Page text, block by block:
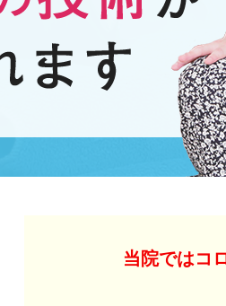
当院ではコ